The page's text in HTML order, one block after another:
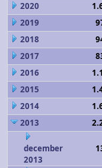
2020
2019
2018
2017
2016
2015
2014
2013
december
2013